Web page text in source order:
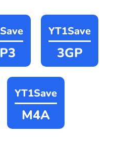
YT1Save
3GP
YT1Save
M4A